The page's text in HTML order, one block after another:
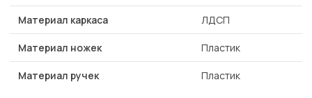
Материал каркаса ЛДСП
Материал ножек Пластик
Материал ручек Пластик